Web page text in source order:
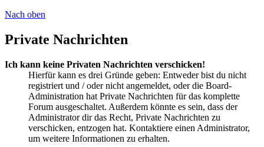
Nach oben
Private Nachrichten
Ich kann keine Privaten Nachrichten verschicken!
Hierfür kann es drei Gründe geben: Entweder bist du nicht
registriert und / oder nicht angemeldet, oder die Board-
Administration hat Private Nachrichten für das komplette
Forum ausgeschaltet. Außerdem könnte es sein, dass der
Administrator dir das Recht, Private Nachrichten zu
verschicken, entzogen hat. Kontaktiere einen Administrator,
um weitere Informationen zu erhalten.